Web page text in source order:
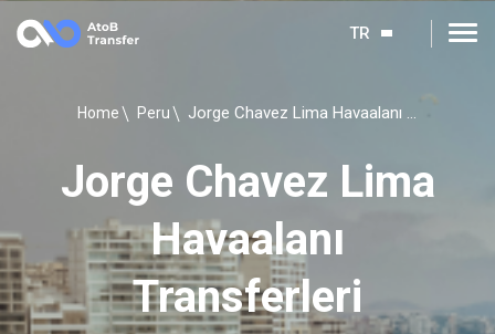
TR
Home Peru Jorge Chavez Lima Havaalanı Transferleri
Jorge Chavez Lima
Havaalanı
Transferleri